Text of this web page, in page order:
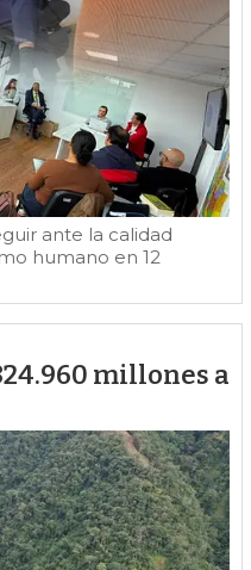
ante la calidad
humano en 12
millones a